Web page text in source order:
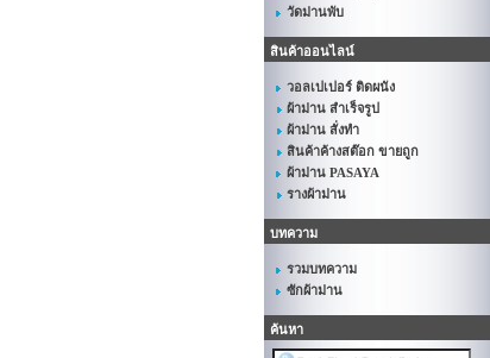
วัดม่านพับ
สินค้าออนไลน์
วอลเปเปอร์ ติดผนัง
ผ้าม่าน สำเร็จรูป
ผ้าม่าน สั่งทำ
สินค้าค้างสต๊อก ขายถูก
ผ้าม่าน PASAYA
รางผ้าม่าน
บทความ
รวมบทความ
ซักผ้าม่าน
ค้นหา